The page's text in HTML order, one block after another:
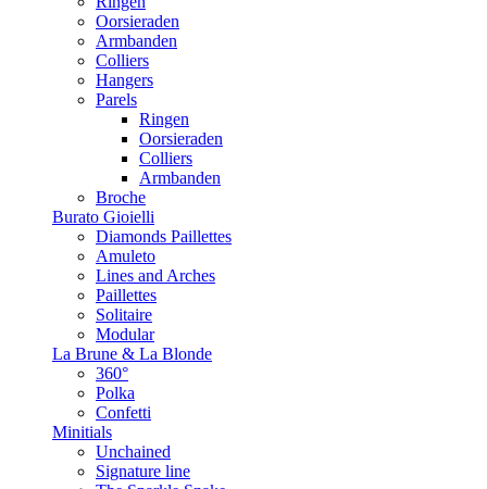
Oorsieraden
Armbanden
Colliers
Hangers
Parels
Ringen
Oorsieraden
Colliers
Armbanden
Broche
Burato Gioielli
Diamonds Paillettes
Amuleto
Lines and Arches
Paillettes
Solitaire
Modular
La Brune & La Blonde
360°
Polka
Confetti
Minitials
Unchained
Signature line